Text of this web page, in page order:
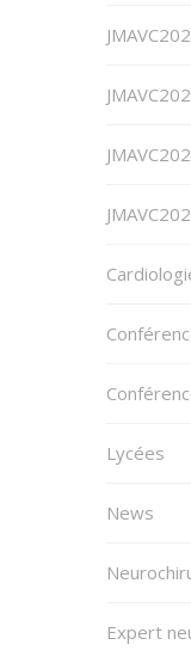
Lycées
News
Expert